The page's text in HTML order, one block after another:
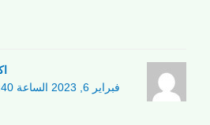
فبراير 6, 2023 الساعة 3:40 ص